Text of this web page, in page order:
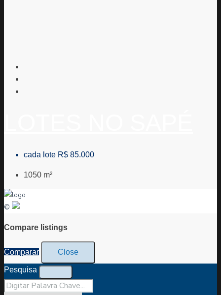
cada lote R$ 85.000
1050 m²
©
Compare listings
Comparar Close
Pesquisa